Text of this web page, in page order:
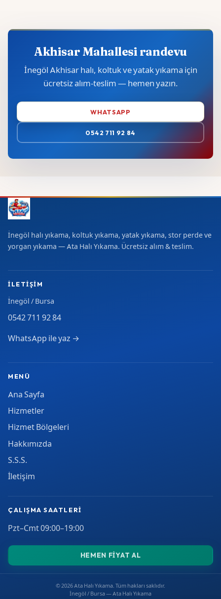
Akhisar Mahallesi randevu
İnegöl Akhisar halı, koltuk ve yatak yıkama için
ücretsiz alım-teslim — hemen yazın.
WHATSAPP
0542 711 92 84
İnegöl halı yıkama, koltuk yıkama, yatak yıkama, stor perde ve
yorgan yıkama — Ata Halı Yıkama. Ücretsiz alım & teslim.
İLETIŞIM
İnegöl / Bursa
0542 711 92 84
WhatsApp ile yaz →
MENÜ
Ana Sayfa
Hizmetler
Hizmet Bölgeleri
Hakkımızda
S.S.S.
İletişim
ÇALIŞMA SAATLERI
Pzt–Cmt 09:00–19:00
HEMEN FIYAT AL
© 2026 Ata Halı Yıkama. Tüm hakları saklıdır.
İnegöl / Bursa — Ata Halı Yıkama